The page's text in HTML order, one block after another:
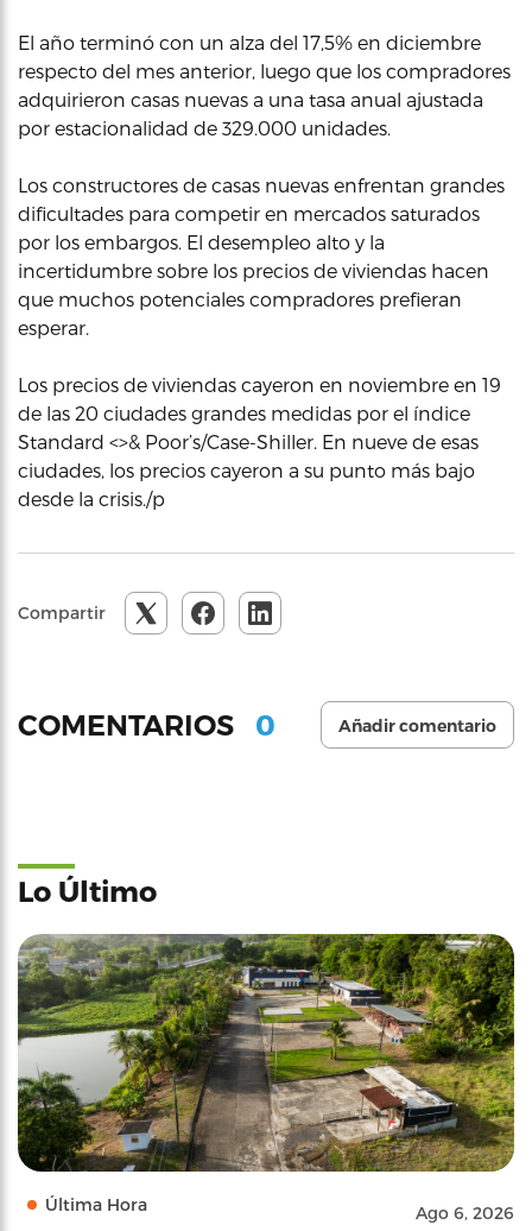
El año terminó con un alza del 17,5% en diciembre
respecto del mes anterior, luego que los compradores
adquirieron casas nuevas a una tasa anual ajustada
por estacionalidad de 329.000 unidades.
Los constructores de casas nuevas enfrentan grandes
dificultades para competir en mercados saturados
por los embargos. El desempleo alto y la
incertidumbre sobre los precios de viviendas hacen
que muchos potenciales compradores prefieran
esperar.
Los precios de viviendas cayeron en noviembre en 19
de las 20 ciudades grandes medidas por el índice
Standard <>& Poor’s/Case-Shiller. En nueve de esas
ciudades, los precios cayeron a su punto más bajo
desde la crisis./p
Compartir
COMENTARIOS 0 Añadir comentario
Lo Último
Última Hora Ago 6, 2026